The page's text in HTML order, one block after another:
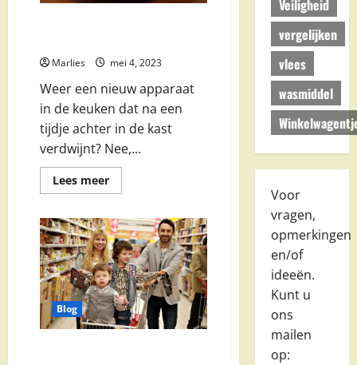
Marlies mei 4, 2023
Weer een nieuw apparaat
in de keuken dat na een
tijdje achter in de kast
verdwijnt? Nee,...
Lees meerLees
meer
voordelen
van
een
slowcooker
Blog
Veiligheid
vergelijken
vlees
wasmiddel
Voor
vragen,
opmerkingen
en/of
ideeën.
Kunt u
ons
mailen
op: